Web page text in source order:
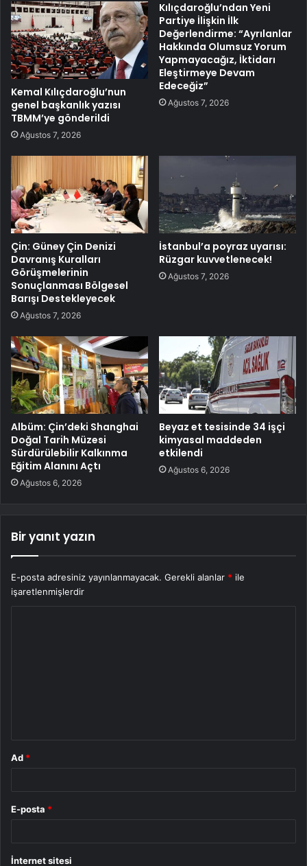
Kemal Kılıçdaroğlu’nun
genel başkanlık yazısı
TBMM’ye gönderildi
Ağustos 7, 2026
Kılıçdaroğlu’ndan Yeni
Partiye İlişkin İlk
Değerlendirme: “Ayrılanlar
Hakkında Olumsuz Yorum
Yapmayacağız, İktidarı
Eleştirmeye Devam
Edeceğiz”
Ağustos 7, 2026
Çin: Güney Çin Denizi
Davranış Kuralları
Görüşmelerinin
Sonuçlanması Bölgesel
Barışı Destekleyecek
Ağustos 7, 2026
İstanbul’a poyraz uyarısı:
Rüzgar kuvvetlenecek!
Ağustos 7, 2026
Albüm: Çin’deki Shanghai
Doğal Tarih Müzesi
Sürdürülebilir Kalkınma
Eğitim Alanını Açtı
Ağustos 6, 2026
Beyaz et tesisinde 34 işçi
kimyasal maddeden
etkilendi
Ağustos 6, 2026
Bir yanıt yazın
E-posta adresiniz yayınlanmayacak. Gerekli alanlar * ile
işaretlenmişlerdir
Ad *
E-posta *
İnternet sitesi